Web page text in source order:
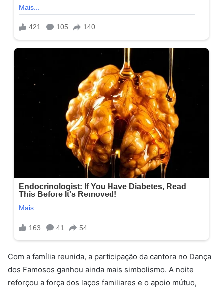
Com a família reunida, a participação da cantora no Dança
dos Famosos ganhou ainda mais simbolismo. A noite
reforçou a força dos laços familiares e o apoio mútuo,